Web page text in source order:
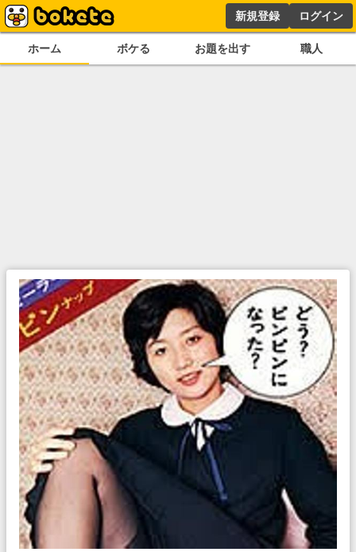
新規登録 ログイン
ホーム ボケる お題を出す 職人